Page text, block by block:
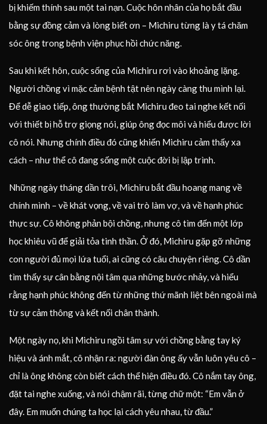
bị khiếm thính sau một tai nạn. Cuộc hôn nhân của họ bắt đầu
bằng sự đồng cảm và lòng biết ơn – Michiru từng là y tá chăm
sóc ông trong bệnh viện phục hồi chức năng.
Sau khi kết hôn, cuộc sống của Michiru rơi vào khoảng lặng.
Người chồng vì mặc cảm bệnh tật nên ngày càng thu mình lại.
Để dễ giao tiếp, ông thường bắt Michiru đeo tai nghe kết nối
với thiết bị hỗ trợ giọng nói, giúp ông đọc môi và hiểu được lời
cô nói. Nhưng chính điều đó cũng khiến Michiru cảm thấy xa
cách – như thể cô đang sống một cuộc đời bị lập trình.
Những ngày tháng dần trôi, Michiru bắt đầu hoang mang về
chính mình – về khát vọng, về vai trò làm vợ, và về hạnh phúc
thực sự. Cô không phản bội chồng, nhưng cô tìm đến một lớp
học khiêu vũ để giải tỏa tinh thần. Ở đó, Michiru gặp gỡ những
con người đủ mọi lứa tuổi, ai cũng có câu chuyện riêng. Cô dần
tìm thấy sự cân bằng nội tâm qua những bước nhảy, và hiểu
rằng hạnh phúc không đến từ những thứ mãnh liệt bên ngoài mà
từ sự cảm thông và kết nối chân thành.
Một ngày nọ, khi Michiru ngồi tâm sự với chồng bằng tay ký
hiệu và ánh mắt, cô nhận ra: người đàn ông ấy vẫn luôn yêu cô –
chỉ là ông không còn biết cách thể hiện điều đó. Cô nắm tay ông,
đặt tai nghe xuống, và nói chậm rãi, từng chữ một: “Em vẫn ở
đây. Em muốn chúng ta học lại cách yêu nhau, từ đầu.”